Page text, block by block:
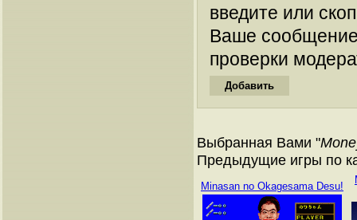
введите или
Ваше
проверки
Выбранная Вами "
Предыдущие игры по
Minasan no Okagesama Desu!